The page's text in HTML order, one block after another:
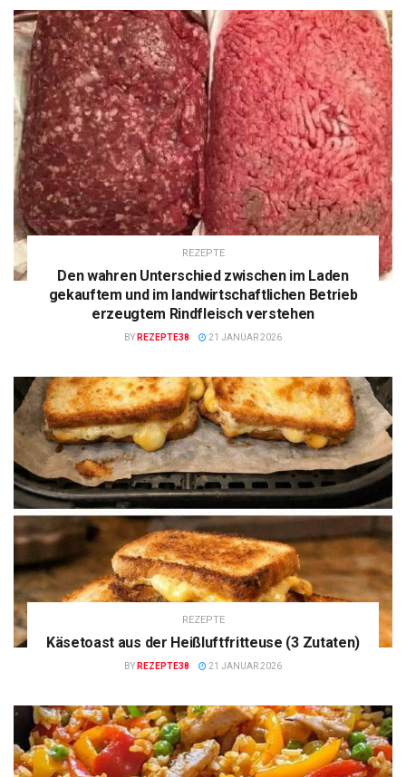
REZEPTE
Den wahren Unterschied zwischen im Laden
gekauftem und im landwirtschaftlichen Betrieb
erzeugtem Rindfleisch verstehen
BY REZEPTE38 21 JANUAR 2026
REZEPTE
Käsetoast aus der Heißluftfritteuse (3 Zutaten)
BY REZEPTE38 21 JANUAR 2026